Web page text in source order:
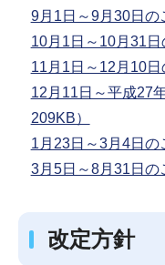
9月1日～9月30日の
10月1日～10月31日
11月1日～12月10日
12月11日～平成27
209KB）
1月23日～3月4日の
3月5日～8月31日の
改定方針